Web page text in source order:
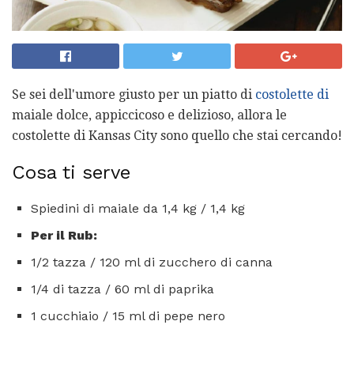
Se sei dell'umore giusto per un piatto di costolette di
maiale dolce, appiccicoso e delizioso, allora le
costolette di Kansas City sono quello che stai cercando!
Cosa ti serve
Spiedini di maiale da 1,4 kg / 1,4 kg
Per il Rub:
1/2 tazza / 120 ml di zucchero di canna
1/4 di tazza / 60 ml di paprika
1 cucchiaio / 15 ml di pepe nero